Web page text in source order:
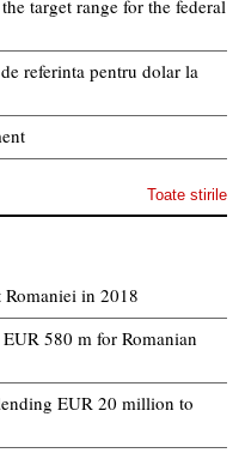
target range for the federal
referinta pentru dolar la
Toate stirile
in 2018
580 m for Romanian
EUR 20 million to